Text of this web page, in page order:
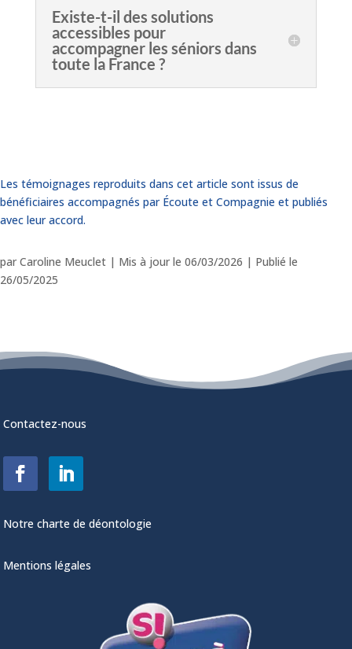
Existe-t-il des solutions
accessibles pour
accompagner les séniors dans
toute la France ?
Les témoignages reproduits dans cet article sont issus de
bénéficiaires accompagnés par Écoute et Compagnie et publiés
avec leur accord.
par Caroline Meuclet | Mis à jour le 06/03/2026 | Publié le
26/05/2025
Contactez-nous
Notre charte de déontologie
Mentions légales